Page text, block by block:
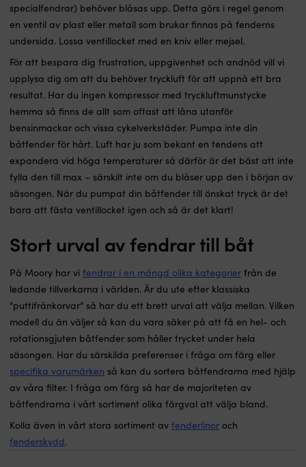
specialfendrar) behöver blåsas upp. Detta görs i regel genom
en ventil av plast eller metall som brukar finnas på fenderns
undersida. Lossa ventillocket med en kniv eller mejsel.
För att bespara dig frustration, uppgivenhet och andnöd vill vi
upplysa dig om att du behöver tryckluft för att uppnå ett bra
resultat. Har du ingen kompressor med tryckluftmunstycke
hemma så finns de allt som oftast att låna utanför
bensinmackar och vissa cykelverkstäder. Pumpa inte din
båtfender för hårt. Luft har ju som bekant en tendens att
expandera vid höga temperaturer så därför är det bäst att inte
fylla den till max – särskilt inte om du blåser upp den i början av
säsongen. När du pumpat din båtfender till önskat tryck är det
bara att fästa ventillocket igen och så är det klart!
Stort urval av fendrar till båt
På Moory har vi fendrar i en mängd olika kategorier från de
ledande tillverkarna i världen. Är du ute efter klassiska
“puttifrånkorvar” så har du ett brett urval att välja mellan. Vilken
modell du än väljer så kan du vara säker på att få en hel- och
rotationsgjuten båtfender som håller trycket under hela
säsongen. Har du särskilda preferenser i fråga om färg eller
specifika varumärken så kan du sortera båtfendrarna med hjälp
av våra filter. I fråga om färg så har de majoriteten av
båtfendrarna i vårt sortiment olika färgval att välja bland.
Kolla även in vårt stora sortiment av fenderlinor och
fenderskydd.